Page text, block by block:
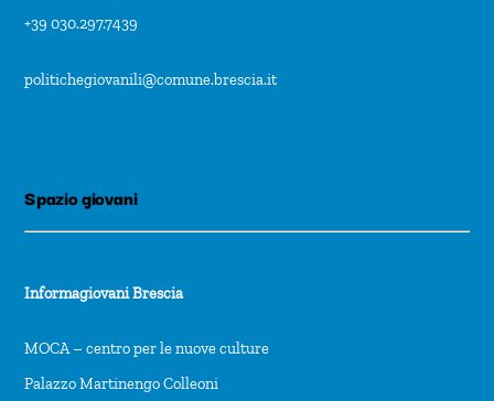
+39 030.297.7439
politichegiovanili@comune.brescia.it
Spazio giovani
Informagiovani Brescia
MOCA – centro per le nuove culture
Palazzo Martinengo Colleoni